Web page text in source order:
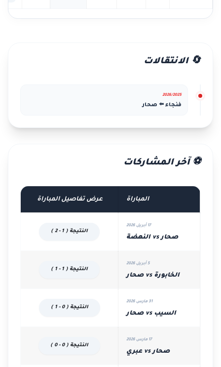
🔄 الانتقالات
2026/2025
فنجاء ⬅️ صحار
⚽ آخر المشاركات
المباراة عرض تفاصيل المباراة
17 أبريل 2026
صحار vs النهضة
النتيجة ( 1 - 2 )
5 أبريل 2026
الخابورة vs صحار
النتيجة ( 1 - 1 )
31 مارس 2026
السيب vs صحار
النتيجة ( 0 - 1 )
17 مارس 2026
صحار vs عبري
النتيجة ( 0 - 0 )